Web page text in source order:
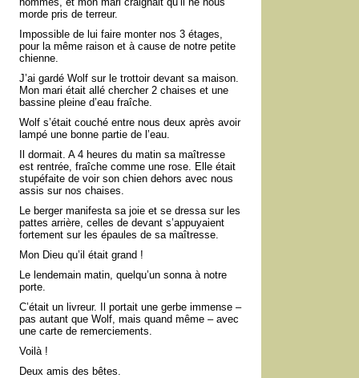
morde pris de terreur.
Impossible de lui faire monter nos 3 étages,
pour la même raison et à cause de notre petite
chienne.
J’ai gardé Wolf sur le trottoir devant sa maison.
Mon mari était allé chercher 2 chaises et une
bassine pleine d’eau fraîche.
Wolf s’était couché entre nous deux après avoir
lampé une bonne partie de l’eau.
Il dormait. A 4 heures du matin sa maîtresse
est rentrée, fraîche comme une rose. Elle était
stupéfaite de voir son chien dehors avec nous
assis sur nos chaises.
Le berger manifesta sa joie et se dressa sur les
pattes arrière, celles de devant s’appuyaient
fortement sur les épaules de sa maîtresse.
Mon Dieu qu’il était grand !
Le lendemain matin, quelqu’un sonna à notre
porte.
C’était un livreur. Il portait une gerbe immense –
pas autant que Wolf, mais quand même – avec
une carte de remerciements.
Voilà !
Deux amis des bêtes.